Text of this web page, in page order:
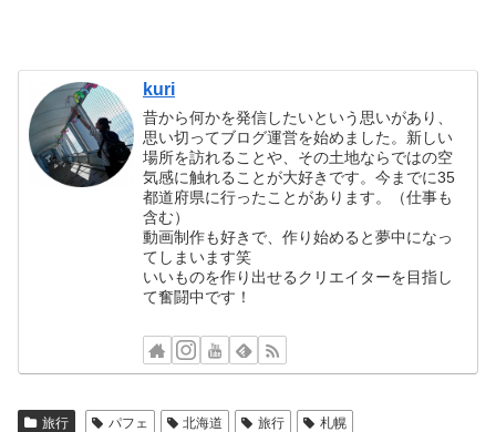
kuri
昔から何かを発信したいという思いがあり、
思い切ってブログ運営を始めました。新しい
場所を訪れることや、その土地ならではの空
気感に触れることが大好きです。今までに35
都道府県に行ったことがあります。（仕事も
含む）
動画制作も好きで、作り始めると夢中になっ
てしまいます笑
いいものを作り出せるクリエイターを目指し
て奮闘中です！
旅行 パフェ 北海道 旅行 札幌